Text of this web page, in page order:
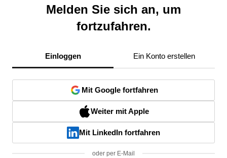
Melden Sie sich an, um
fortzufahren.
Einloggen Ein Konto erstellen
Mit Google fortfahren
Weiter mit Apple
Mit LinkedIn fortfahren
oder per E-Mail